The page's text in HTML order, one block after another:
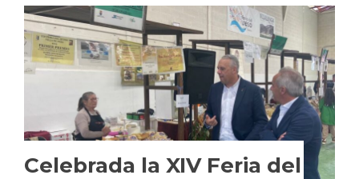
Celebrada la XIV Feria del